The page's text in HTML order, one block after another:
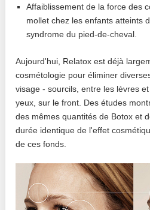
Affaiblissement de la force des
mollet chez les enfants atteints
syndrome du pied-de-cheval.
Aujourd'hui, Relatox est déjà
cosmétologie pour éliminer
visage - sourcils, entre les lèvres
yeux, sur le front. Des études
des mêmes quantités de Botox et
durée identique de l'effet
de ces fonds.